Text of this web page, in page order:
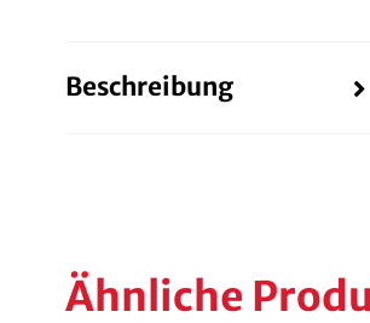
Beschreibung
Ähnliche